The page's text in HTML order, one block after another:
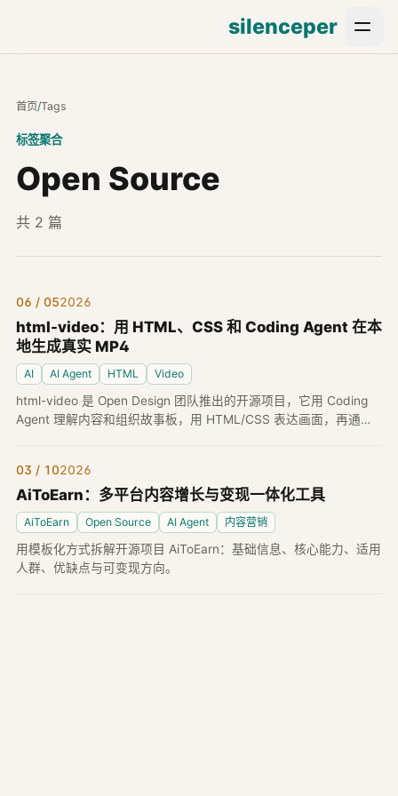
silenceper
首页/Tags
标签聚合
Open Source
共 2 篇
06 / 052026
html-video：用 HTML、CSS 和 Coding Agent 在本
地生成真实 MP4
AI AI Agent HTML Video
html-video 是 Open Design 团队推出的开源项目，它用 Coding
Agent 理解内容和组织故事板，用 HTML/CSS 表达画面，再通过
03 / 102026
AiToEarn：多平台内容增长与变现一体化工具
AiToEarn Open Source AI Agent 内容营销
用模板化方式拆解开源项目 AiToEarn：基础信息、核心能力、适用
人群、优缺点与可变现方向。